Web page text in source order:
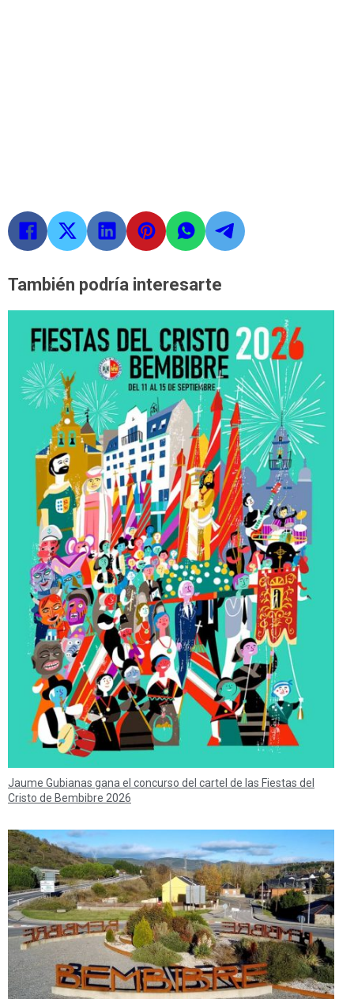
También podría interesarte
Jaume Gubianas gana el concurso del cartel de las Fiestas del
Cristo de Bembibre 2026